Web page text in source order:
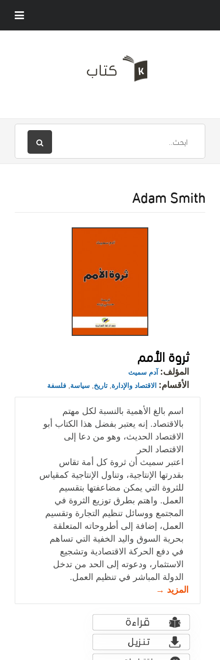
Adam Smith
ثروة الأمم
المؤلف: آدم سميث
الأقسام: الاقتصاد والإدارة تاريخ سياسة فلسفة
اسم بالغ الأهمية بالنسبة لكل مهتم
بالاقتصاد. إنه يعتبر بفضل هذا الكتاب أبو
الاقتصاد الحديث، وهو من دعا إلى
الاقتصاد الحر
اعتبر سميث أن ثروة كل أمة تقاس
بقدرتها الإنتاجية، وتناول الإنتاجية كمقياس
للثروة التي يمكن مضاعفتها بتقسيم
العمل. واهتم بطرق توزيع الثروة في
المجتمع ووسائل تنظيم التجارة وتقسيم
العمل، إضافة إلى أطروحاته المتعلقة
بحرية السوق واليد الخفية التي تساهم
في دفع الحركة الاقتصادية وتشجيع
الاستثمار، ودعوته إلى الحد من تدخل
الدولة المباشر في تنظيم العمل.
المزيد →